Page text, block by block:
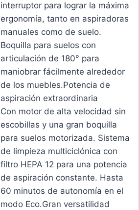
interruptor para lograr la máxima
ergonomía, tanto en aspiradoras
manuales como de suelo.
Boquilla para suelos con
articulación de 180° para
maniobrar fácilmente alrededor
de los muebles.Potencia de
aspiración extraordinaria
Con motor de alta velocidad sin
escobillas y una gran boquilla
para suelos motorizada. Sistema
de limpieza multiciclónica con
filtro HEPA 12 para una potencia
de aspiración constante. Hasta
60 minutos de autonomía en el
modo Eco.Gran versatilidad